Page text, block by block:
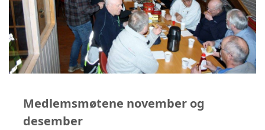
Medlemsmøtene november og
desember